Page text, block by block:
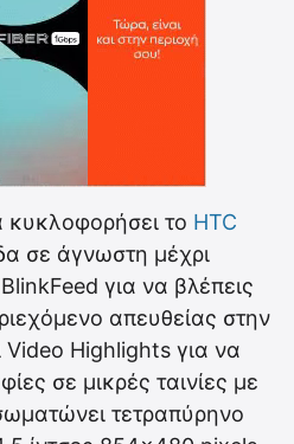
κυκλοφορήσει το HTC
σε άγνωστη μέχρι
για να βλέπεις
απευθείας στην
Highlights για να
σε μικρές ταινίες με
τετραπύρηνο